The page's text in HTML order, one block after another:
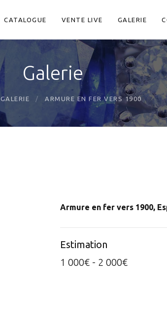
CATALOGUE VENTE LIVE GALERIE
Galerie
GALERIE ARMURE EN FER VERS 1900
Armure en fer vers 1900,
Estimation
1 000€ - 2 000€